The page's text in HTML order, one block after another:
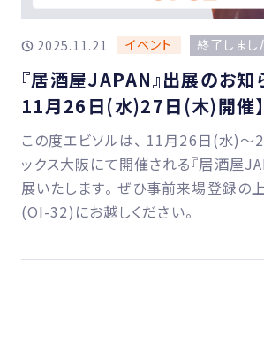
2025.11.21 イベント 終了しまし
『居酒屋JAPAN』出展のお知
11月26日(水)27日(木)開催】
この度エビソルは、 11月26日(水)〜
ックス大阪にて開催される『居酒屋
展いたします。 ぜひ事前来場登録の
(OI-32)にお越しください。